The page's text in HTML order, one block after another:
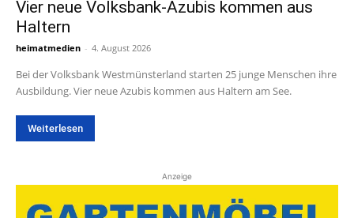
Vier neue Volksbank-Azubis kommen aus
Haltern
heimatmedien - 4. August 2026
Bei der Volksbank Westmünsterland starten 25 junge Menschen ihre
Ausbildung. Vier neue Azubis kommen aus Haltern am See.
Weiterlesen
Anzeige